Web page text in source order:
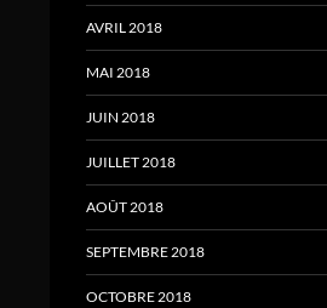
AVRIL 2018
MAI 2018
JUIN 2018
JUILLET 2018
AOÛT 2018
SEPTEMBRE 2018
OCTOBRE 2018